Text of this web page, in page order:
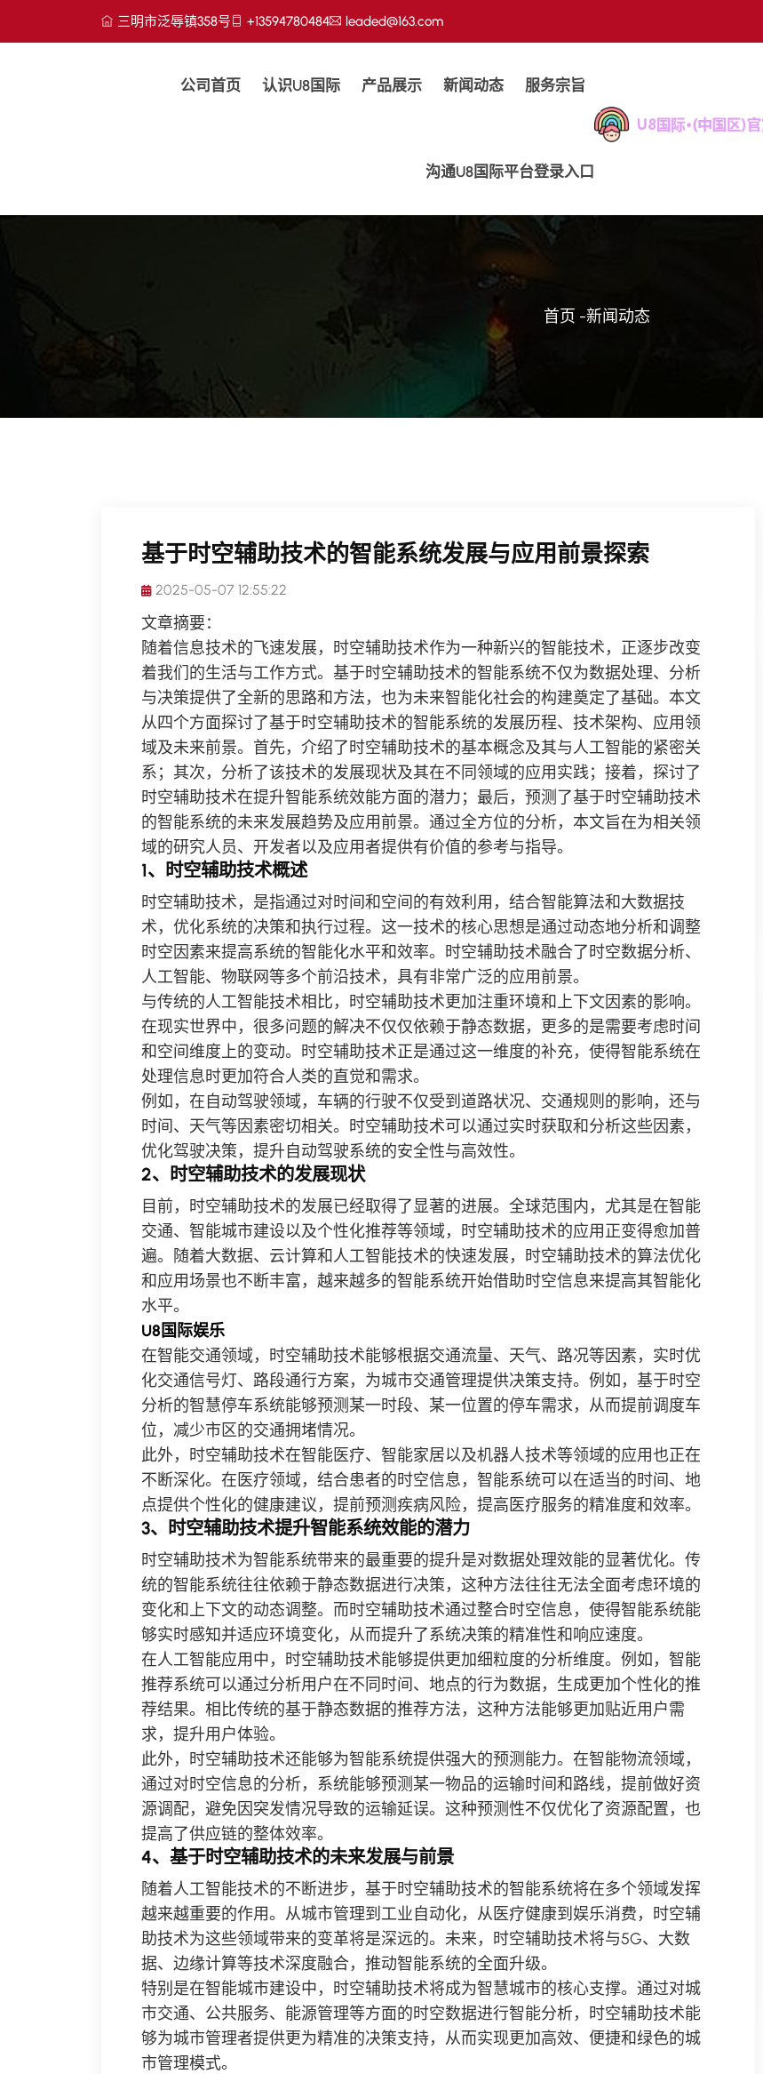
三明市泛辱镇358号 +13594780484 leaded@163.com
公司首页 认识U8国际 产品展示 新闻动态 服务宗旨
沟通u8国际平台登录入口
首页 -新闻动态
基于时空辅助技术的智能系统发展与应用前景探索
2025-05-07 12:55:22
文章摘要：
随着信息技术的飞速发展，时空辅助技术作为一种新兴的智能技术，正逐步改变
着我们的生活与工作方式。基于时空辅助技术的智能系统不仅为数据处理、分析
与决策提供了全新的思路和方法，也为未来智能化社会的构建奠定了基础。本文
从四个方面探讨了基于时空辅助技术的智能系统的发展历程、技术架构、应用领
域及未来前景。首先，介绍了时空辅助技术的基本概念及其与人工智能的紧密关
系；其次，分析了该技术的发展现状及其在不同领域的应用实践；接着，探讨了
时空辅助技术在提升智能系统效能方面的潜力；最后，预测了基于时空辅助技术
的智能系统的未来发展趋势及应用前景。通过全方位的分析，本文旨在为相关领
域的研究人员、开发者以及应用者提供有价值的参考与指导。
1、时空辅助技术概述
时空辅助技术，是指通过对时间和空间的有效利用，结合智能算法和大数据技
术，优化系统的决策和执行过程。这一技术的核心思想是通过动态地分析和调整
时空因素来提高系统的智能化水平和效率。时空辅助技术融合了时空数据分析、
人工智能、物联网等多个前沿技术，具有非常广泛的应用前景。
与传统的人工智能技术相比，时空辅助技术更加注重环境和上下文因素的影响。
在现实世界中，很多问题的解决不仅仅依赖于静态数据，更多的是需要考虑时间
和空间维度上的变动。时空辅助技术正是通过这一维度的补充，使得智能系统在
处理信息时更加符合人类的直觉和需求。
例如，在自动驾驶领域，车辆的行驶不仅受到道路状况、交通规则的影响，还与
时间、天气等因素密切相关。时空辅助技术可以通过实时获取和分析这些因素，
优化驾驶决策，提升自动驾驶系统的安全性与高效性。
2、时空辅助技术的发展现状
目前，时空辅助技术的发展已经取得了显著的进展。全球范围内，尤其是在智能
交通、智能城市建设以及个性化推荐等领域，时空辅助技术的应用正变得愈加普
遍。随着大数据、云计算和人工智能技术的快速发展，时空辅助技术的算法优化
和应用场景也不断丰富，越来越多的智能系统开始借助时空信息来提高其智能化
水平。
U8国际娱乐
在智能交通领域，时空辅助技术能够根据交通流量、天气、路况等因素，实时优
化交通信号灯、路段通行方案，为城市交通管理提供决策支持。例如，基于时空
分析的智慧停车系统能够预测某一时段、某一位置的停车需求，从而提前调度车
位，减少市区的交通拥堵情况。
此外，时空辅助技术在智能医疗、智能家居以及机器人技术等领域的应用也正在
不断深化。在医疗领域，结合患者的时空信息，智能系统可以在适当的时间、地
点提供个性化的健康建议，提前预测疾病风险，提高医疗服务的精准度和效率。
3、时空辅助技术提升智能系统效能的潜力
时空辅助技术为智能系统带来的最重要的提升是对数据处理效能的显著优化。传
统的智能系统往往依赖于静态数据进行决策，这种方法往往无法全面考虑环境的
变化和上下文的动态调整。而时空辅助技术通过整合时空信息，使得智能系统能
够实时感知并适应环境变化，从而提升了系统决策的精准性和响应速度。
在人工智能应用中，时空辅助技术能够提供更加细粒度的分析维度。例如，智能
推荐系统可以通过分析用户在不同时间、地点的行为数据，生成更加个性化的推
荐结果。相比传统的基于静态数据的推荐方法，这种方法能够更加贴近用户需
求，提升用户体验。
此外，时空辅助技术还能够为智能系统提供强大的预测能力。在智能物流领域，
通过对时空信息的分析，系统能够预测某一物品的运输时间和路线，提前做好资
源调配，避免因突发情况导致的运输延误。这种预测性不仅优化了资源配置，也
提高了供应链的整体效率。
4、基于时空辅助技术的未来发展与前景
随着人工智能技术的不断进步，基于时空辅助技术的智能系统将在多个领域发挥
越来越重要的作用。从城市管理到工业自动化，从医疗健康到娱乐消费，时空辅
助技术为这些领域带来的变革将是深远的。未来，时空辅助技术将与5G、大数
据、边缘计算等技术深度融合，推动智能系统的全面升级。
特别是在智能城市建设中，时空辅助技术将成为智慧城市的核心支撑。通过对城
市交通、公共服务、能源管理等方面的时空数据进行智能分析，时空辅助技术能
够为城市管理者提供更为精准的决策支持，从而实现更加高效、便捷和绿色的城
市管理模式。